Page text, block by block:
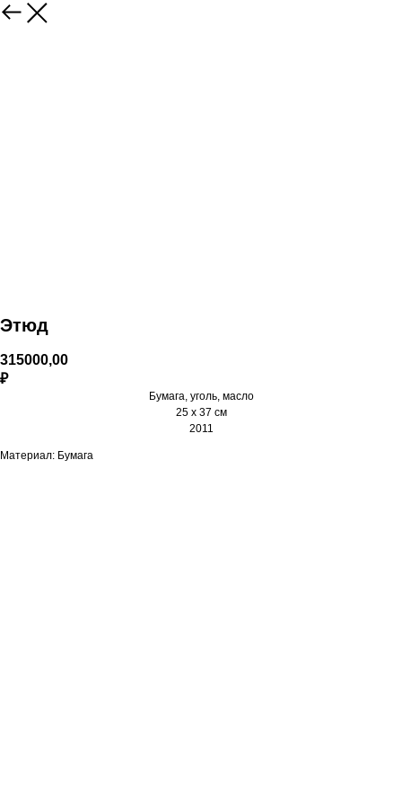
Этюд
315000,00
₽
Бумага, уголь, масло
25 x 37 см
2011
Материал: Бумага